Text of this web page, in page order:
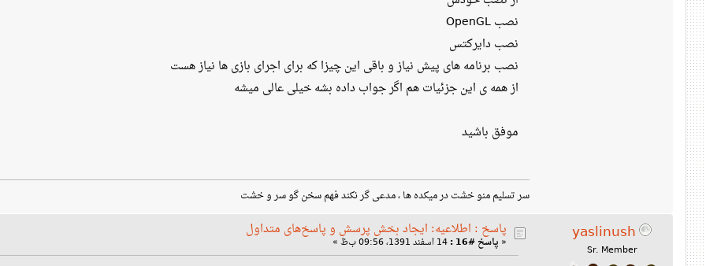
نصب OpenGL
نصب دایرکتس
نصب برنامه های پیش نیاز و باقی این چیزا که برای اجرای بازی ها نیاز هست
از همه ی این جزئیات هم اگر جواب داده بشه خیلی عالی میشه
موفق باشید
سر تسلیم منو خشت در میکده ها ، مدعی گر نکند فهم سخن گو سر و خشت
yaslinush
Sr. Member
پاسخ : اطلاعیه: ایجاد بخش پرسش و پاسخ‌های متداول
« پاسخ #16 :